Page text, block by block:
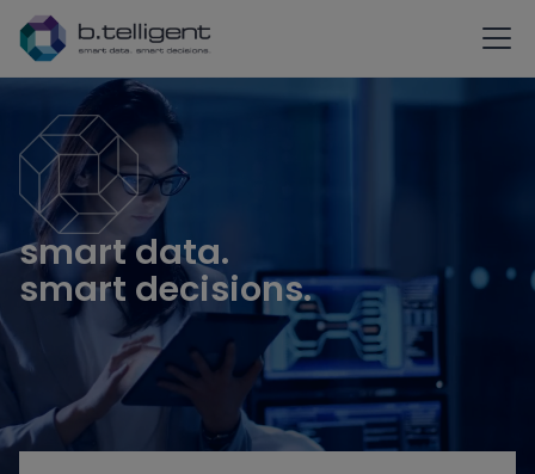
Zum Hauptinhalt springen
smart data.
smart decisions.